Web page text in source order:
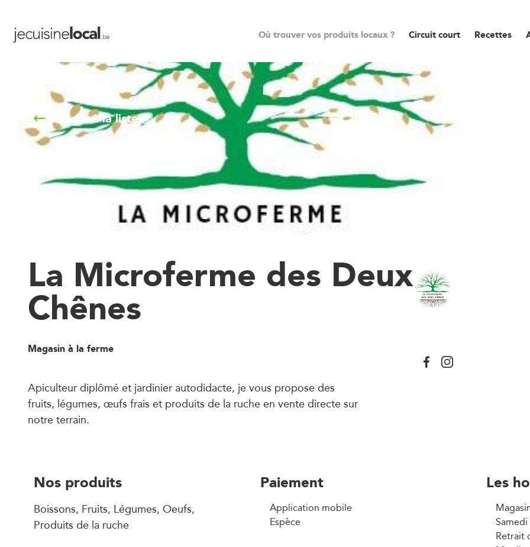
Où trouver vos produits locaux ? Circuit court Recettes
Retour à la liste
La Microferme des Deux
Chênes
Magasin à la ferme
Apiculteur diplômé et jardinier autodidacte, je vous propose des
fruits, légumes, œufs frais et produits de la ruche en vente directe sur
notre terrain.
Nos produits
Boissons, Fruits, Légumes, Oeufs,
Produits de la ruche
Paiement
Application mobile
Espèce
Les
Retrait